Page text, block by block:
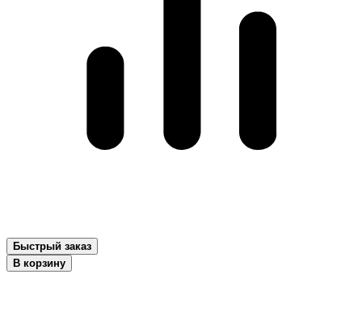
Быстрый заказ
В корзину